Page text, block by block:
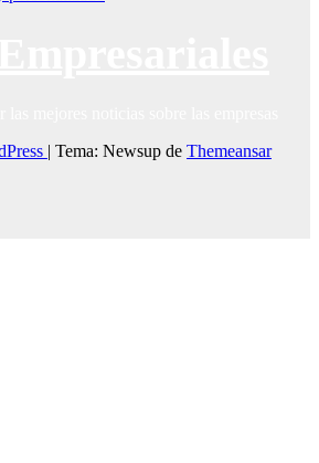
| Tema: Newsup de Themeansar